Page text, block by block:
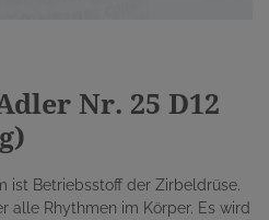
Nr. 25 D12
ist Betriebsstoff der Zirbeldrüse.
alle Rhythmen im Körper. Es wird